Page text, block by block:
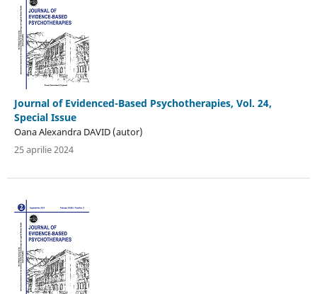
Journal of Evidenced-Based Psychotherapies, Vol. 24,
Special Issue
Oana Alexandra DAVID (autor)
25 aprilie 2024